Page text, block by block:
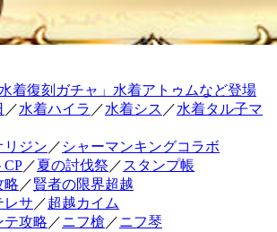
着復刻ガチャ」水着アトゥムなど登場
／水着ハイラ ／水着シス ／水着タル子マ
リジン ／ シャーマンキングコラボ
CP／夏の討伐祭 ／ スタンプ帳
略 ／賢者の限界超越
レサ ／超越カイム
テ攻略 ／ニフ槍 ／ニフ琴